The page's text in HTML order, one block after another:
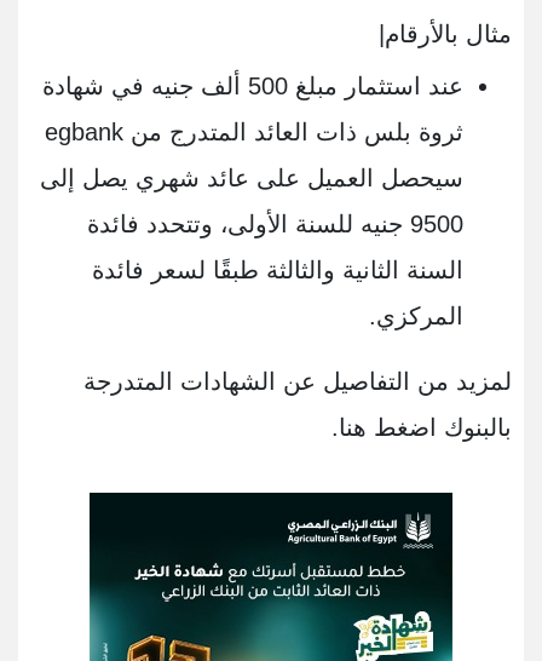
مثال بالأرقام|
عند استثمار مبلغ 500 ألف جنيه في شهادة
ثروة بلس ذات العائد المتدرج من egbank
سيحصل العميل على عائد شهري يصل إلى
9500 جنيه للسنة الأولى، وتتحدد فائدة
السنة الثانية والثالثة طبقًا لسعر فائدة
المركزي.
لمزيد من التفاصيل عن الشهادات المتدرجة
بالبنوك اضغط هنا.